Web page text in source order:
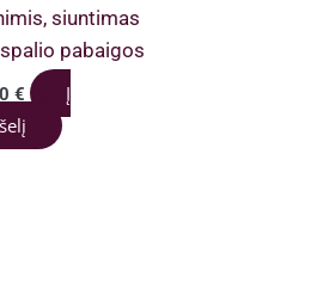
siuntimas
pabaigos
€
Į